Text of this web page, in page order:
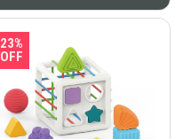
23%
OFF